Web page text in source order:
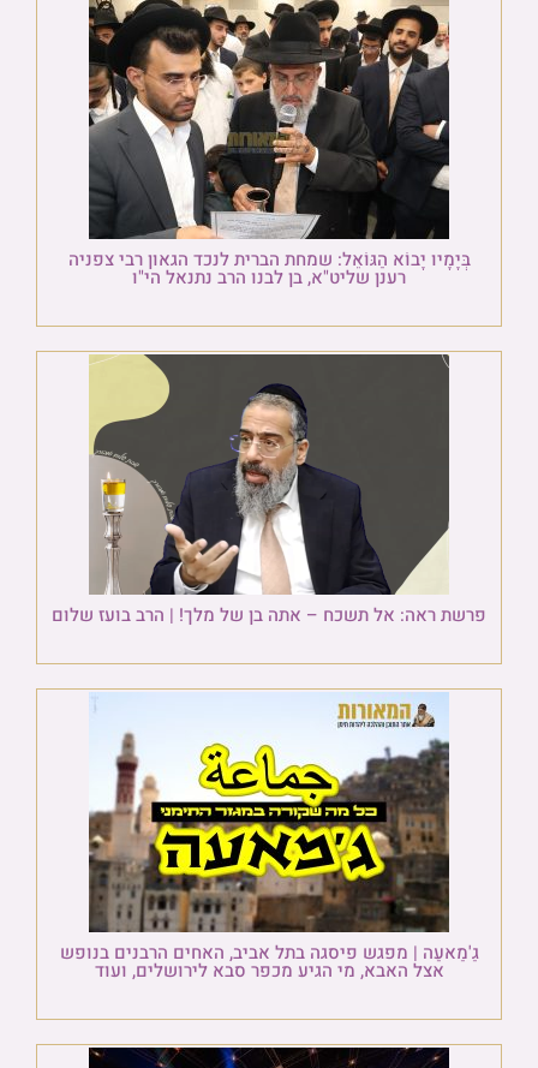
בְּיָמָיו יָבוֹא הַגּוֹאֵל: שמחת הברית לנכד הגאון רבי צפניה
רענן שליט"א, בן לבנו הרב נתנאל הי"ו
פרשת ראה: אל תשכח – אתה בן של מלך! | הרב בועז שלום
גַ'מַאעַה | מפגש פיסגה בתל אביב, האחים הרבנים בנופש
אצל האבא, מי הגיע מכפר סבא לירושלים, ועוד